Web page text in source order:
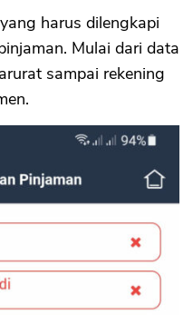
harus dilengkapi
Mulai dari data
sampai rekening